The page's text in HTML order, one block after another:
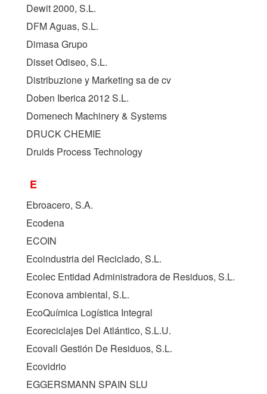
Dewit 2000, S.L.
DFM Aguas, S.L.
Dimasa Grupo
Disset Odiseo, S.L.
Distribuzione y Marketing sa de cv
Doben Iberica 2012 S.L.
Domenech Machinery & Systems
DRUCK CHEMIE
Druids Process Technology
E
Ebroacero, S.A.
Ecodena
ECOIN
Ecoindustria del Reciclado, S.L.
Ecolec Entidad Administradora de Residuos, S.L.
Econova ambiental, S.L.
EcoQuímica Logística Integral
Ecoreciclajes Del Atlántico, S.L.U.
Ecovall Gestión De Residuos, S.L.
Ecovidrio
EGGERSMANN SPAIN SLU